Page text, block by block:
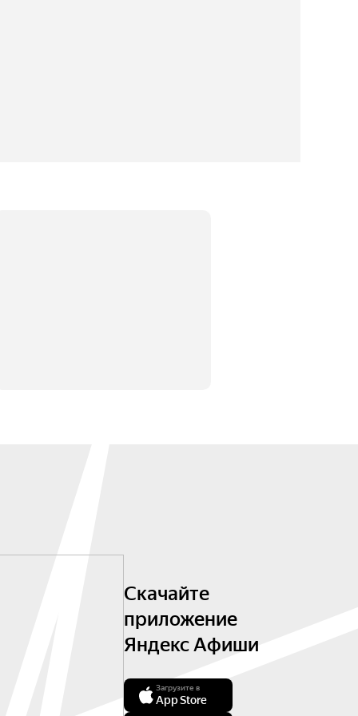
Скачайте
приложение
Яндекс Афиши
Загрузите в
App Store